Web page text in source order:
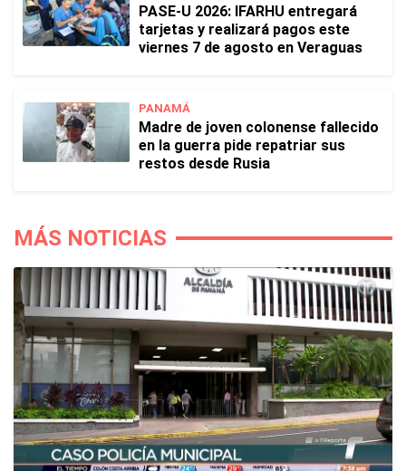
PASE-U 2026: IFARHU entregará
tarjetas y realizará pagos este
viernes 7 de agosto en Veraguas
PANAMÁ
Madre de joven colonense fallecido
en la guerra pide repatriar sus
restos desde Rusia
MÁS NOTICIAS